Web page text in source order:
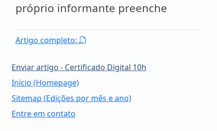
próprio informante preenche
Artigo completo:
Enviar artigo - Certificado Digital 10h
Início (Homepage)
Sitemap (Edições por mês e ano)
Entre em contato